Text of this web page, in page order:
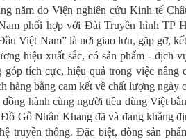
năm do Viện nghiên cứu Kinh tế
phối hợp với Đài Truyền hình TP
Việt Nam” là nơi giao lưu, gặp gỡ,
hiệu xuất sắc, có sản phẩm - dịch
góp tích cực, hiệu quả trong việc nâng
hàng bằng cam kết về chất lượng ngày
hành cùng người tiêu dùng Việt
Gỗ Nhân Khang đã và đang khẳng
truyền thống. Đặc biệt, dòng sản